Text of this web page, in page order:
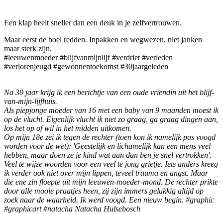
Een klap heelt sneller dan een deuk in je zelfvertrouwen.
Maar eerst de boel redden. Inpakken en wegwezen, niet janken
maar sterk zijn.
#leeuwenmoeder #blijfvanmijnlijf #verdriet #verleden
#verlorenjeugd #gewonnentoekomst #30jaargeleden
Na 30 jaar krijg ik een berichtje van een oude vriendin uit het blijf-
van-mijn-lijfhuis.
Als piepjonge moeder van 16 met een baby van 9 maanden moest ik
op de vlucht. Eigenlijk vlucht ik niet zo graag, ga graag dingen aan,
los het op of wil in het midden uitkomen.
Op mijn 18e zei ik tegen de rechter (toen kon ik namelijk pas voogd
worden voor de wet): 'Geestelijk en lichamelijk kan een mens veel
hebben, maar doen ze je kind wat aan dan ben je snel vertrokken'.
Veel te wijze woorden voor een veel te jong grietje. Iets anders kreeg
ik verder ook niet over mijn lippen, teveel trauma en angst. Maar
die ene zin floepte uit mijn leeuwen-moeder-mond. De rechter prikte
door alle mooie praatjes heen, zij zijn immers gelukkig altijd op
zoek naar de waarheid. Ik werd voogd. Een nieuw begin. #graphic
#graphicart #natacha Natacha Hulsebosch